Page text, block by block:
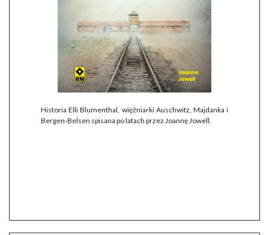
Historia Elli Blumenthal, więźniarki Auschwitz, Majdanka i
Bergen-Belsen spisana po latach przez Joannę Jowell.